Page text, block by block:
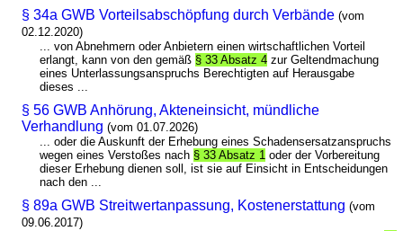
§ 34a GWB Vorteilsabschöpfung durch Verbände (vom
02.12.2020)
... von Abnehmern oder Anbietern einen wirtschaftlichen Vorteil
erlangt, kann von den gemäß § 33 Absatz 4 zur Geltendmachung
eines Unterlassungsanspruchs Berechtigten auf Herausgabe
dieses ...
§ 56 GWB Anhörung, Akteneinsicht, mündliche
Verhandlung (vom 01.07.2026)
... oder die Auskunft der Erhebung eines Schadensersatzanspruchs
wegen eines Verstoßes nach § 33 Absatz 1 oder der Vorbereitung
dieser Erhebung dienen soll, ist sie auf Einsicht in Entscheidungen
nach den ...
§ 89a GWB Streitwertanpassung, Kostenerstattung (vom
09.06.2017)